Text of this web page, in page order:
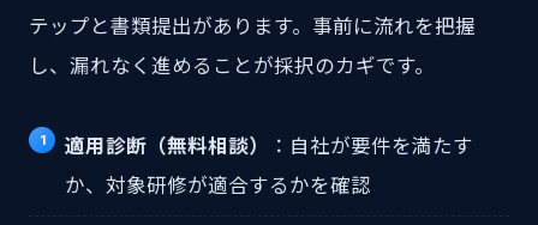
テップと書類提出があります。事前に流れを把握
し、漏れなく進めることが採択のカギです。
適用診断（無料相談）
：自社が要件を満たす
か、対象研修が適合するかを確認